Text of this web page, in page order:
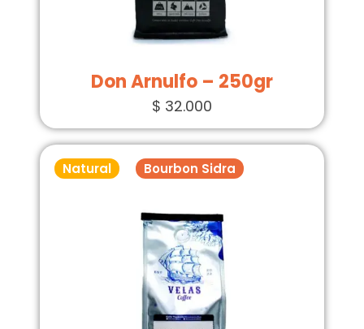
Don Arnulfo – 250gr
$ 32.000
Natural Bourbon Sidra